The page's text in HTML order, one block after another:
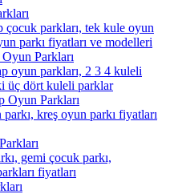
Parkları
Oyun Parkları